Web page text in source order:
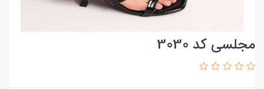
مجلسی کد 3030